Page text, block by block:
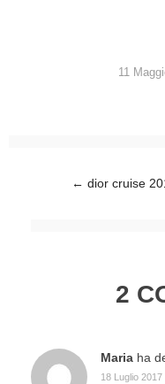
11
Post navigation
← dior cruise
2
Maria ha
18 Luglio